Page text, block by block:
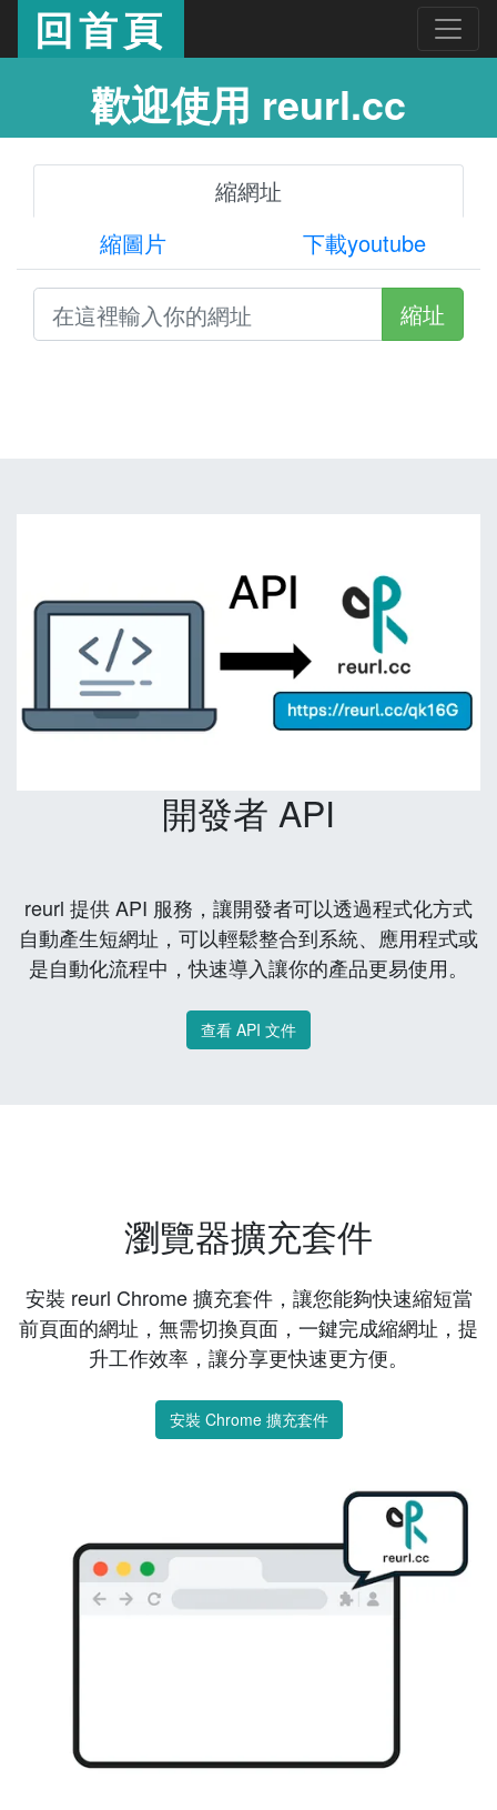
回首頁
歡迎使用 reurl.cc
縮網址
縮圖片
下載youtube
縮址
開發者 API
reurl 提供 API 服務，讓開發者可以透過程式化方式
自動產生短網址，可以輕鬆整合到系統、應用程式或
是自動化流程中，快速導入讓你的產品更易使用。
查看 API 文件
瀏覽器擴充套件
安裝 reurl Chrome 擴充套件，讓您能夠快速縮短當
前頁面的網址，無需切換頁面，一鍵完成縮網址，提
升工作效率，讓分享更快速更方便。
安裝 Chrome 擴充套件